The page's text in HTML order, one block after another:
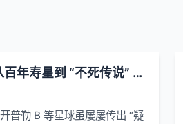
地球上真的有永生动物？从百年寿星到 “不死传说” 揭秘动物界的寿命奇迹
普勒 B 等星球虽屡屡传出 “疑